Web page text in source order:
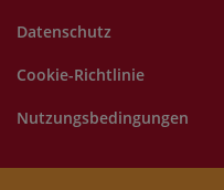
Datenschutz
Cookie-Richtlinie
Nutzungsbedingungen